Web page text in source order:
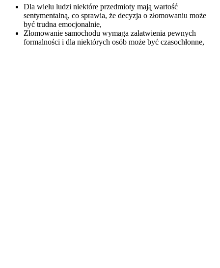
Dla wielu ludzi niektóre przedmioty mają wartość
sentymentalną, co sprawia, że decyzja o złomowaniu może
być trudna emocjonalnie,
Złomowanie samochodu wymaga załatwienia pewnych
formalności i dla niektórych osób może być czasochłonne,